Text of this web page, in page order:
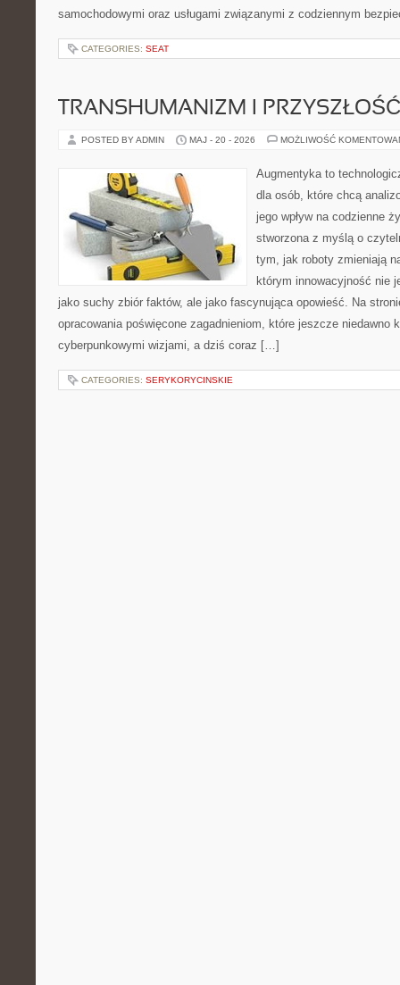
samochodowymi oraz usługami związanymi z codziennym
CATEGORIES: SEAT
TRANSHUMANIZM I
POSTED BY ADMIN MAJ - 20 - 2026 MOŻLIWOŚĆ
Augmentyka to
dla osób, które chcą
jego wpływ na codzienne
stworzona z myślą o
tym, jak roboty zmieniają
którym innowacyjność nie
jako suchy zbiór faktów, ale jako fascynująca opowieść. Na
opracowania poświęcone zagadnieniom, które jeszcze niedawno
cyberpunkowymi wizjami, a dziś coraz […]
CATEGORIES: SERYKORYCINSKIE